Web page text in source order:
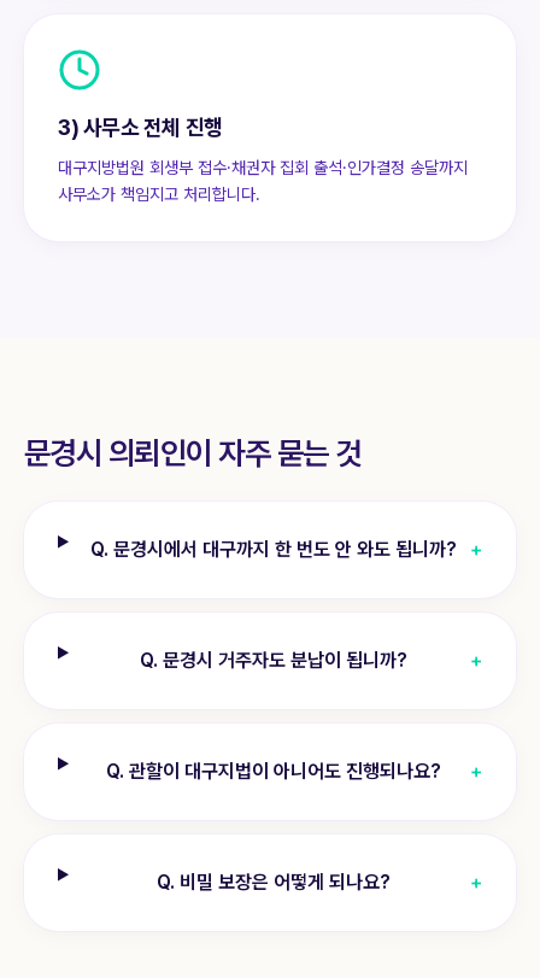
3) 사무소 전체 진행
대구지방법원 회생부 접수·채권자 집회 출석·인가결정 송달까지
사무소가 책임지고 처리합니다.
문경시 의뢰인이 자주 묻는 것
Q.문경시에서 대구까지 한 번도 안 와도 됩니까? +
Q.문경시 거주자도 분납이 됩니까? +
Q.관할이 대구지법이 아니어도 진행되나요? +
Q. 비밀 보장은 어떻게 되나요? +